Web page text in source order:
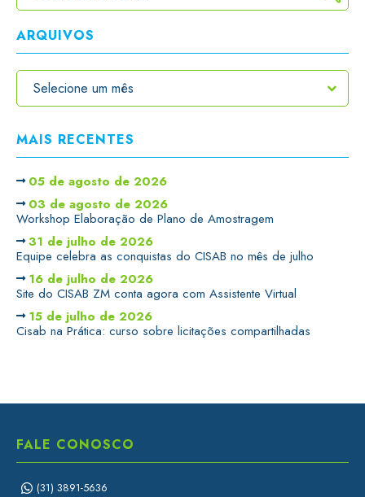
ARQUIVOS
MAIS RECENTES
05 de agosto de 2026
03 de agosto de 2026
Workshop Elaboração de Plano de Amostragem
31 de julho de 2026
Equipe celebra as conquistas do CISAB no mês de julho
16 de julho de 2026
Site do CISAB ZM conta agora com Assistente Virtual
15 de julho de 2026
Cisab na Prática: curso sobre licitações compartilhadas
FALE CONOSCO
(31) 3891-5636